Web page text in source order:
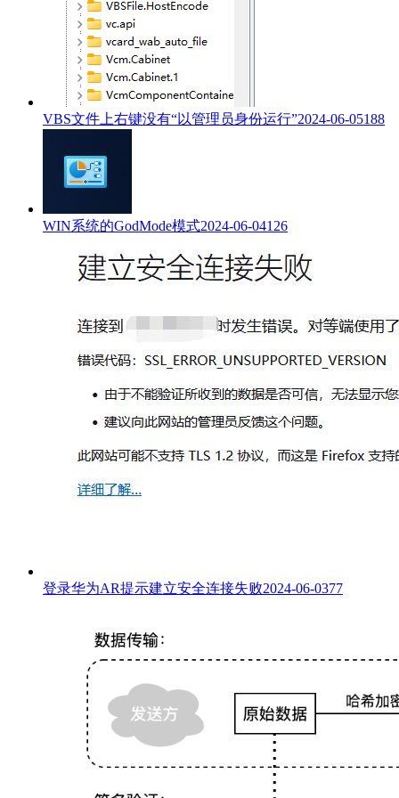
VBS文件上右键没有“以管理员身份运行”2024-06-05188
WIN系统的GodMode模式2024-06-04126
登录华为AR提示建立安全连接失败2024-06-0377